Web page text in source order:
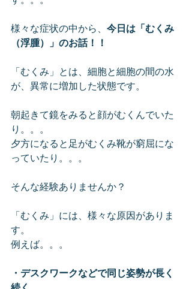
様々な症状の中から、 今日は「むくみ
（浮腫）」のお話！！
「むくみ」とは、細胞と細胞の間の水
が、異常に増加した状態です。
朝起きて鏡をみると顔がむくんでいた
り。。。
夕方になると足がむくみ靴が窮屈にな
っていたり。。。
そんな経験ありませんか？
「むくみ」には、様々な原因がありま
す。
例えば。。。
・デスクワークなどで同じ姿勢が長く